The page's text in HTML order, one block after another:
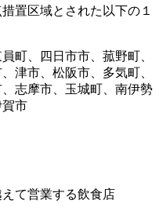
置区域とされた以下の１
町、四日市市、菰野町、
津市、松阪市、多気町、
志摩市、玉城町、南伊勢
市
て営業する飲食店